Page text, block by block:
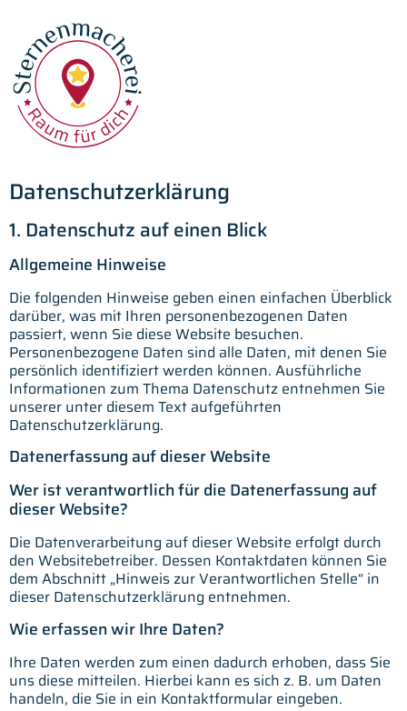
Datenschutz­erklärung
1. Datenschutz auf einen Blick
Allgemeine Hinweise
Die folgenden Hinweise geben einen einfachen Überblick
darüber, was mit Ihren personenbezogenen Daten
passiert, wenn Sie diese Website besuchen.
Personenbezogene Daten sind alle Daten, mit denen Sie
persönlich identifiziert werden können. Ausführliche
Informationen zum Thema Datenschutz entnehmen Sie
unserer unter diesem Text aufgeführten
Datenschutzerklärung.
Datenerfassung auf dieser Website
Wer ist verantwortlich für die Datenerfassung auf
dieser Website?
Die Datenverarbeitung auf dieser Website erfolgt durch
den Websitebetreiber. Dessen Kontaktdaten können Sie
dem Abschnitt „Hinweis zur Verantwortlichen Stelle“ in
dieser Datenschutzerklärung entnehmen.
Wie erfassen wir Ihre Daten?
Ihre Daten werden zum einen dadurch erhoben, dass Sie
uns diese mitteilen. Hierbei kann es sich z. B. um Daten
handeln, die Sie in ein Kontaktformular eingeben.